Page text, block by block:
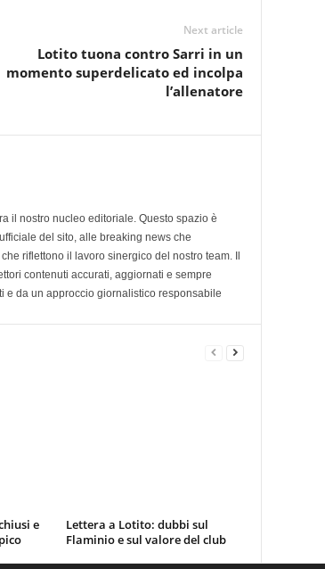
Next article
Lotito tuona contro Sarri in un
momento superdelicato ed incolpa
l’allenatore
il nostro nucleo editoriale. Questo spazio è
del sito, alle breaking news che
riflettono il lavoro sinergico del nostro team. Il
contenuti accurati, aggiornati e sempre
da un approccio giornalistico responsabile
e
Lettera a Lotito: dubbi sul
Flaminio e sul valore del club